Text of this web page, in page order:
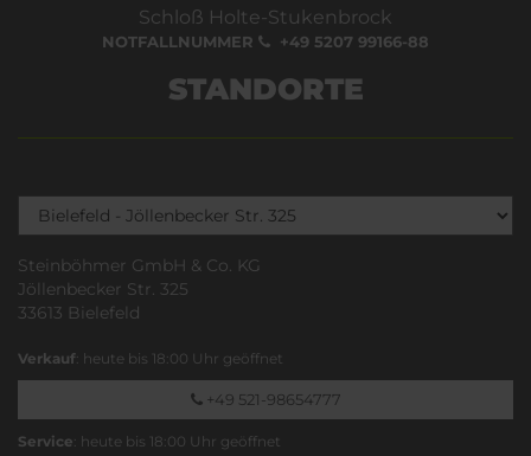
Schloß Holte-Stukenbrock
NOTFALLNUMMER +49 5207 99166-88
STANDORTE
Steinböhmer GmbH & Co. KG
Jöllenbecker Str. 325
33613 Bielefeld
Verkauf: heute bis 18:00 Uhr geöffnet
+49 521-98654777
Service: heute bis 18:00 Uhr geöffnet